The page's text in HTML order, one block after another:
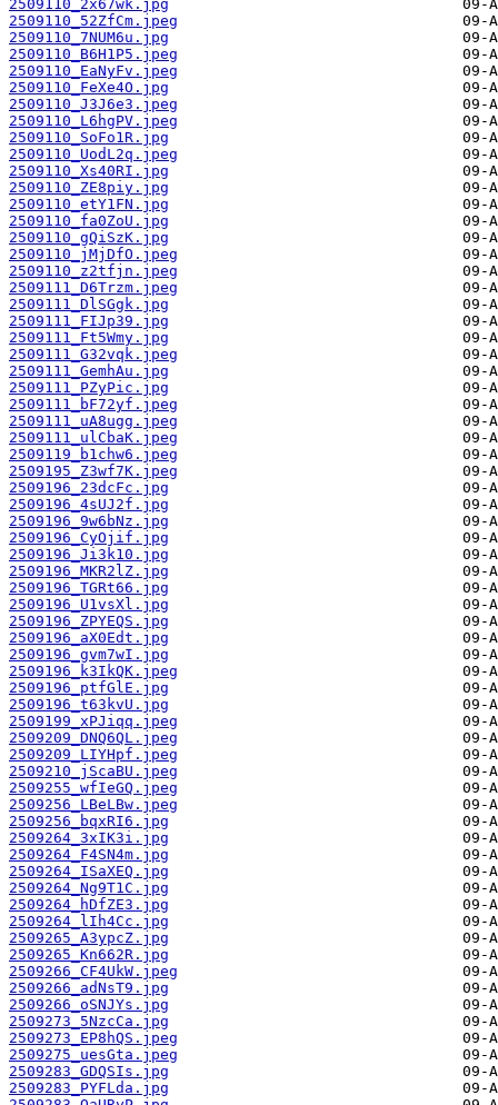
2509110_2x67wk.jpg
2509110_52ZfCm.jpeg
2509110_7NUM6u.jpg
2509110_B6H1P5.jpeg
2509110_EaNyFv.jpeg
2509110_FeXe4O.jpg
2509110_J3J6e3.jpeg
2509110_L6hgPV.jpeg
2509110_SoFo1R.jpg
2509110_UodL2q.jpeg
2509110_Xs40RI.jpg
2509110_ZE8piy.jpg
2509110_etY1FN.jpg
2509110_fa0ZoU.jpg
2509110_gQiSzK.jpg
2509110_jMjDfO.jpeg
2509110_z2tfjn.jpeg
2509111_D6Trzm.jpeg
2509111_DlSGgk.jpg
2509111_FIJp39.jpg
2509111_Ft5Wmy.jpg
2509111_G32vqk.jpeg
2509111_GemhAu.jpg
2509111_PZyPic.jpg
2509111_bF72yf.jpeg
2509111_uA8ugg.jpeg
2509111_ulCbaK.jpeg
2509119_b1chw6.jpeg
2509195_Z3wf7K.jpeg
2509196_23dcFc.jpg
2509196_4sUJ2f.jpg
2509196_9w6bNz.jpg
2509196_CyOjif.jpg
2509196_Ji3k10.jpg
2509196_MKR2lZ.jpg
2509196_TGRt66.jpg
2509196_U1vsXl.jpg
2509196_ZPYEQS.jpg
2509196_aX0Edt.jpg
2509196_gvm7wI.jpg
2509196_k3IkQK.jpeg
2509196_ptfGlE.jpg
2509196_t63kvU.jpg
2509199_xPJiqq.jpeg
2509209_DNQ6QL.jpeg
2509209_LIYHpf.jpeg
2509210_jScaBU.jpeg
2509255_wfIeGQ.jpeg
2509256_LBeLBw.jpeg
2509256_bqxRI6.jpg
2509264_3xIK3i.jpg
2509264_F4SN4m.jpg
2509264_ISaXEQ.jpg
2509264_Ng9T1C.jpg
2509264_hDfZE3.jpg
2509264_lIh4Cc.jpg
2509265_A3ypcZ.jpg
2509265_Kn662R.jpg
2509266_CF4UkW.jpeg
2509266_adNsT9.jpg
2509266_oSNJYs.jpg
2509273_5NzcCa.jpg
2509273_EP8hQS.jpeg
2509275_uesGta.jpeg
2509283_GDQSIs.jpg
2509283_PYFLda.jpg